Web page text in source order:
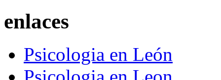
enlaces
Psicologia en León